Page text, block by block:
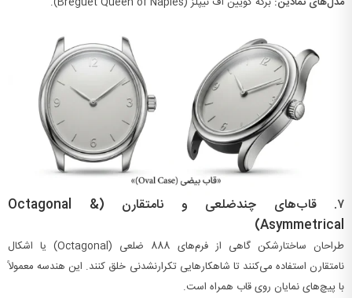
۷.
قاب‌های چندضلعی و نامتقارن (Octagonal &
Asymmetrical)
طراحان ساختارشکن گاهی از فرم‌های 888
ضلعی (Octagonal) یا اشکال
نامتقارن استفاده می‌کنند تا شاهکارهایی تکرارنشدنی خلق کنند. این هندسه معمولاً
با پیچ‌های نمایان روی قاب همراه است.